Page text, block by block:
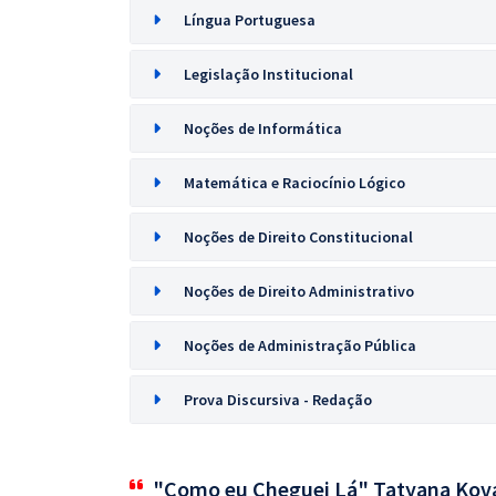
Língua Portuguesa
Legislação Institucional
Noções de Informática
Matemática e Raciocínio Lógico
Noções de Direito Constitucional
Noções de Direito Administrativo
Noções de Administração Pública
Prova Discursiva - Redação
"Como eu Cheguei Lá" Tatyana